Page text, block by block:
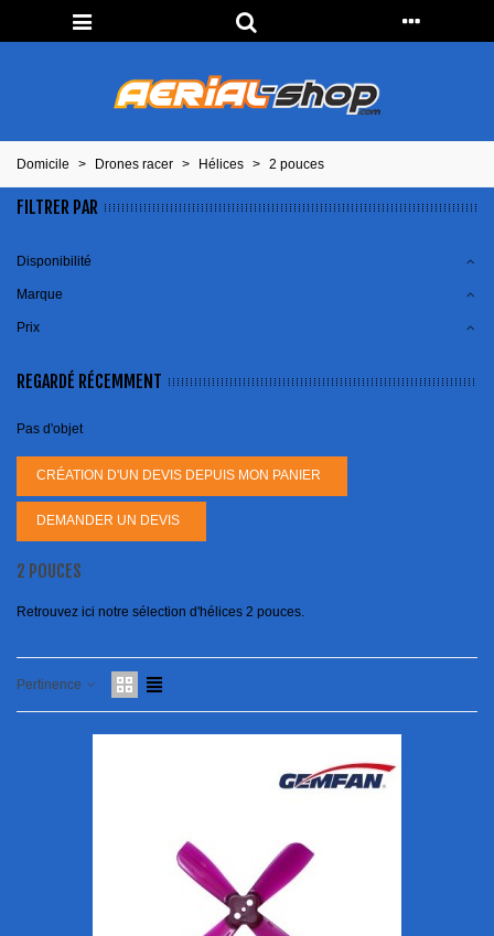
Domicile > Drones racer > Hélices > 2 pouces
FILTRER PAR
Disponibilité
Marque
Prix
REGARDÉ RÉCEMMENT
Pas d'objet
CRÉATION D'UN DEVIS DEPUIS MON PANIER
DEMANDER UN DEVIS
2 POUCES
Retrouvez ici notre sélection d'hélices 2 pouces.
Pertinence